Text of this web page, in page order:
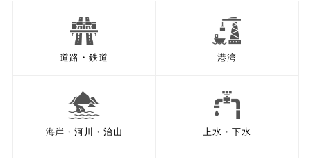
道路・鉄道 港湾
海岸・河川・治山 上水・下水